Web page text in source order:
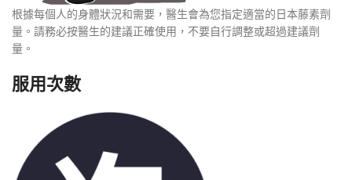
根據每個人的身體狀況和需要，醫生會為您指定適當的日本藤素劑
量。請務必按醫生的建議正確使用，不要自行調整或超過建議劑
量。
服用次數